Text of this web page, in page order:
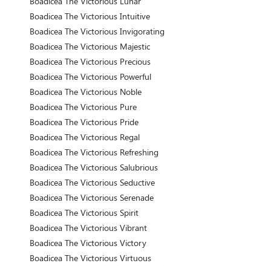
Boadicea The Victorious Intuitive
Boadicea The Victorious Invigorating
Boadicea The Victorious Majestic
Boadicea The Victorious Precious
Boadicea The Victorious Powerful
Boadicea The Victorious Noble
Boadicea The Victorious Pure
Boadicea The Victorious Pride
Boadicea The Victorious Regal
Boadicea The Victorious Refreshing
Boadicea The Victorious Salubrious
Boadicea The Victorious Seductive
Boadicea The Victorious Serenade
Boadicea The Victorious Spirit
Boadicea The Victorious Vibrant
Boadicea The Victorious Victory
Boadicea The Victorious Virtuous